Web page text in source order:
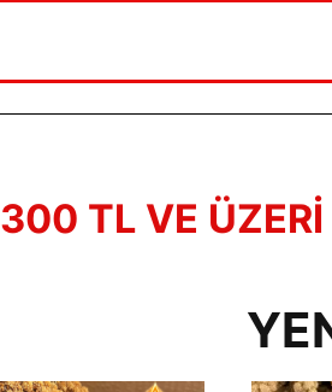
300 TL VE ÜZERİ